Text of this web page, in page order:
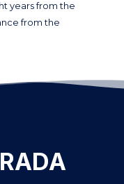
years from the
from the